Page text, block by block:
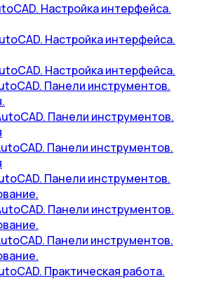
Настройка интерфейса.
Настройка интерфейса.
Настройка интерфейса.
Панели инструментов.
Панели инструментов.
Панели инструментов.
Панели инструментов.
Панели инструментов.
Панели инструментов.
Практическая работа.